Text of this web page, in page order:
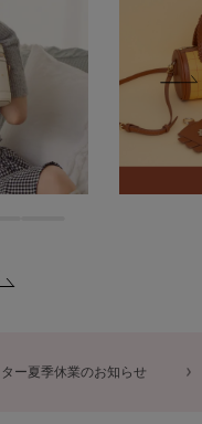
ー夏季休業のお知らせ